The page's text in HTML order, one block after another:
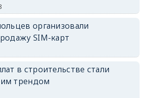
организовали
SIM-карт
в строительстве стали
трендом